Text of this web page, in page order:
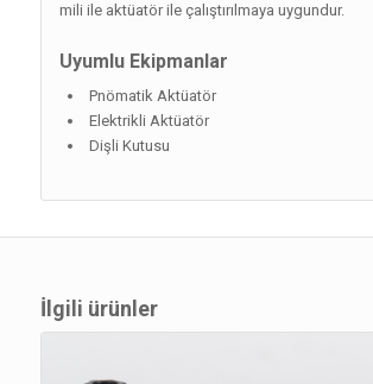
mili ile aktüatör ile çalıştırılmaya uygundur.
Uyumlu Ekipmanlar
Pnömatik Aktüatör
Elektrikli Aktüatör
Dişli Kutusu
İlgili ürünler